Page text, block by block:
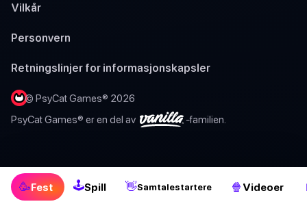
🥳Fest 🕹Spill 👋Samtalestartere 🍿 Videoer
Vilkår
Personvern
Retningslinjer for informasjonskapsler
© PsyCat Games® 2026
PsyCat Games® er en del av
-familien.